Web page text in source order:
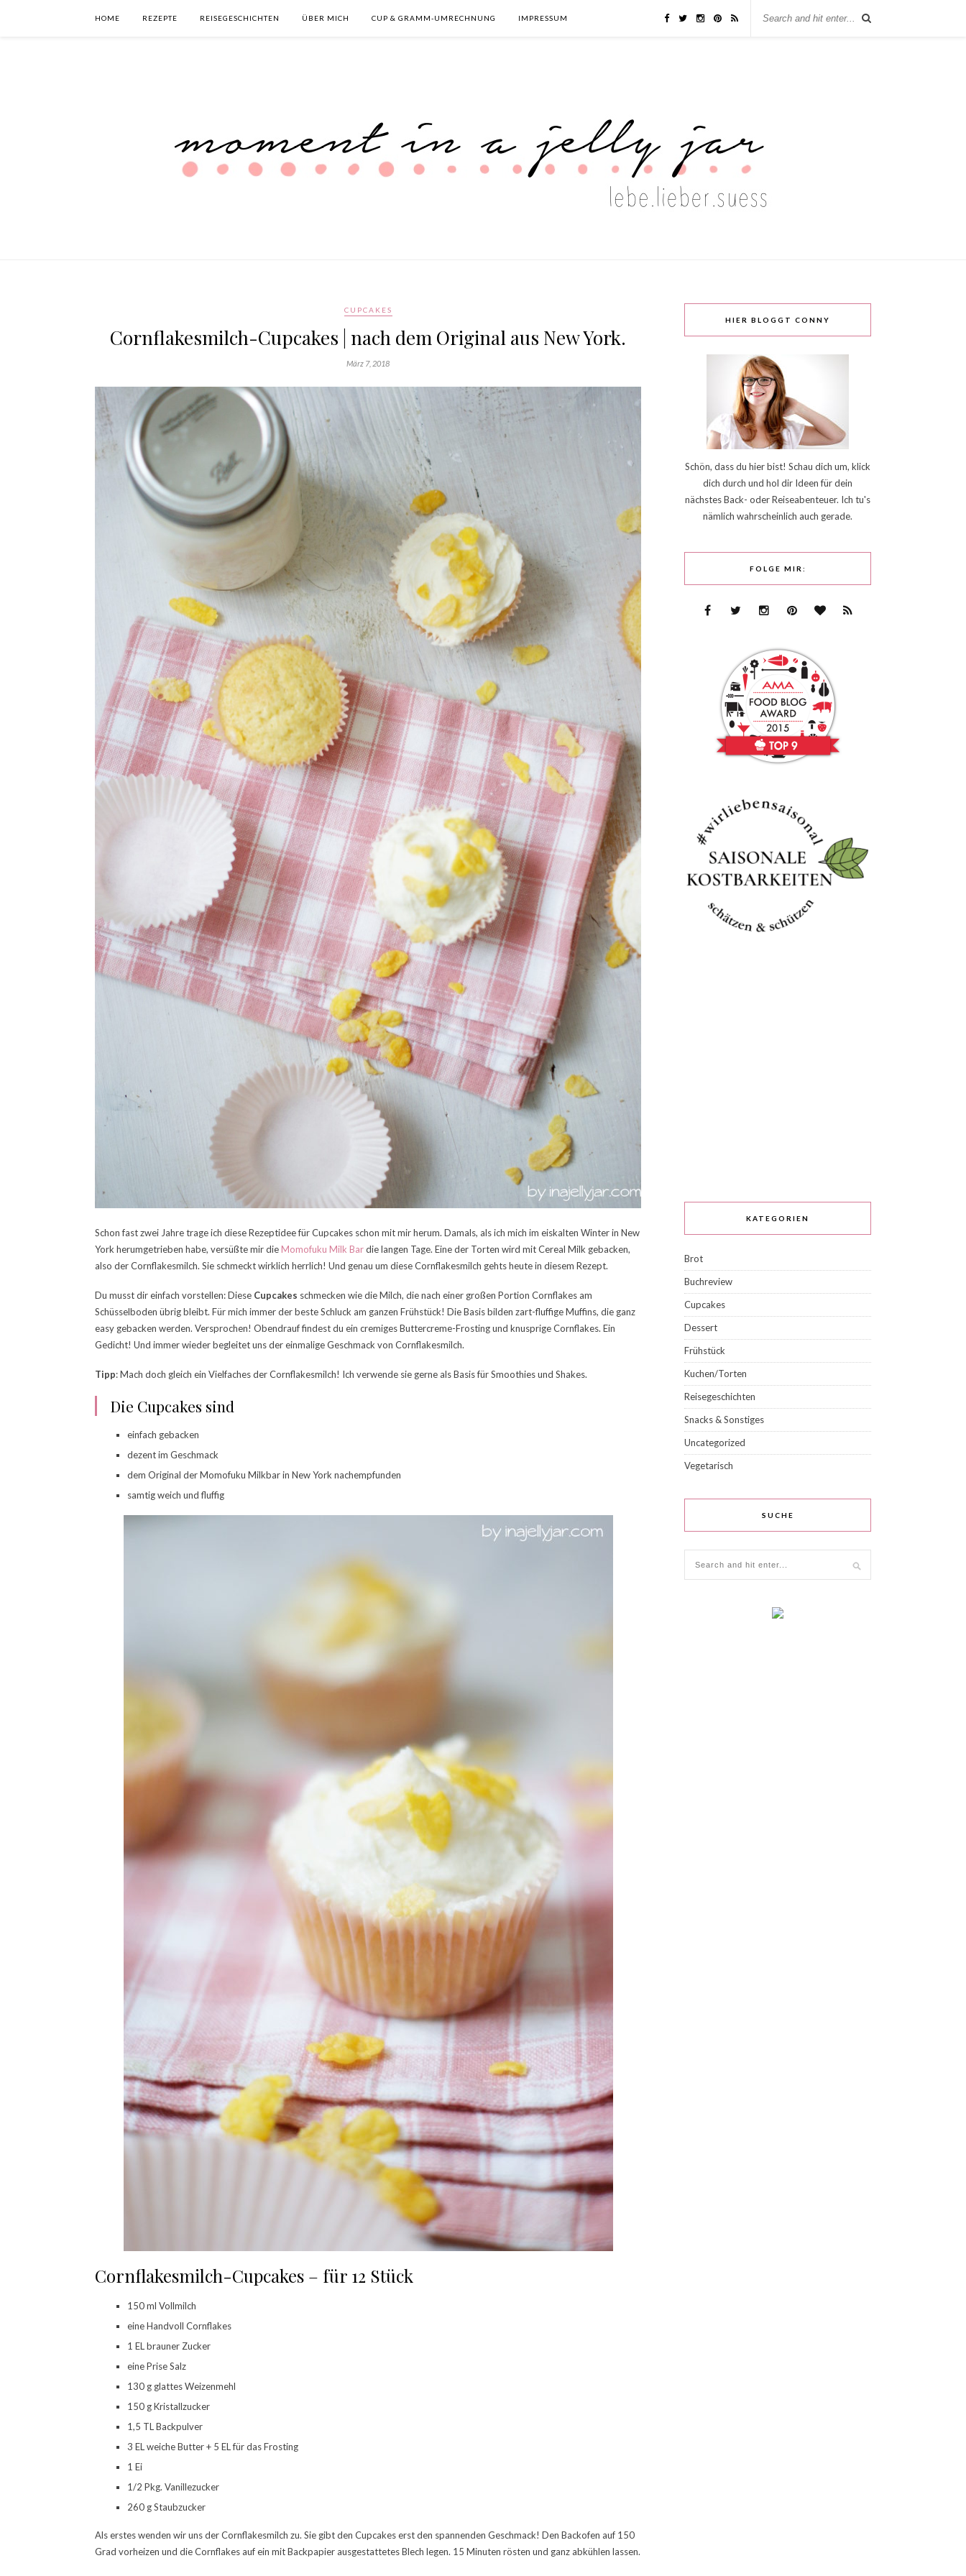
HOME REZEPTE REISEGESCHICHTEN ÜBER MICH CUP & GRAMM-UMRECHNUNG IMPRESSUM
CUPCAKES
Cornflakesmilch-Cupcakes | nach dem Original aus New York.
März 7, 2018
Schon fast zwei Jahre trage ich diese Rezeptidee für Cupcakes schon mit mir herum. Damals, als ich mich im eiskalten Winter in New
York herumgetrieben habe, versüßte mir dieMomofuku Milk Bardie langen Tage. Eine der Torten wird mit Cereal Milk gebacken,
also der Cornflakesmilch. Sie schmeckt wirklich herrlich! Und genau um diese Cornflakesmilch gehts heute in diesem Rezept.
Du musst dir einfach vorstellen: Diese Cupcakes schmecken wie die Milch, die nach einer großen Portion Cornflakes am
Schüsselboden übrig bleibt. Für mich immer der beste Schluck am ganzen Frühstück! Die Basis bilden zart-fluffige Muffins, die ganz
easy gebacken werden. Versprochen! Obendrauf findest du ein cremiges Buttercreme-Frosting und knusprige Cornflakes. Ein
Gedicht! Und immer wieder begleitet uns der einmalige Geschmack von Cornflakesmilch.
Tipp: Mach doch gleich ein Vielfaches der Cornflakesmilch! Ich verwende sie gerne als Basis für Smoothies und Shakes.
Die Cupcakes sind
einfach gebacken
dezent im Geschmack
dem Original der Momofuku Milkbar in New York nachempfunden
samtig weich und fluffig
Cornflakesmilch-Cupcakes – für 12 Stück
150 ml Vollmilch
eine Handvoll Cornflakes
1 EL brauner Zucker
eine Prise Salz
130 g glattes Weizenmehl
150 g Kristallzucker
1,5 TL Backpulver
3 EL weiche Butter + 5 EL für das Frosting
1 Ei
1/2 Pkg. Vanillezucker
260 g Staubzucker
Als erstes wenden wir uns der Cornflakesmilch zu. Sie gibt den Cupcakes erst den spannenden Geschmack! Den Backofen auf 150
Grad vorheizen und die Cornflakes auf ein mit Backpapier ausgestattetes Blech legen. 15 Minuten rösten und ganz abkühlen lassen.
HIER BLOGGT CONNY
Schön, dass du hier bist! Schau dich um, klick
dich durch und hol dir Ideen für dein
nächstes Back- oder Reiseabenteuer. Ich tu's
nämlich wahrscheinlich auch gerade.
FOLGE MIR:
KATEGORIEN
Brot
Buchreview
Cupcakes
Dessert
Frühstück
Kuchen/Torten
Reisegeschichten
Snacks & Sonstiges
Uncategorized
Vegetarisch
SUCHE